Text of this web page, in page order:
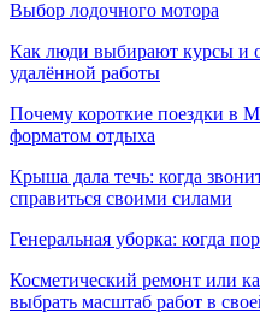
Выбор лодочного мотора
Как люди выбирают курсы и
удалённой работы
Почему короткие поездки в
форматом отдыха
Крыша дала течь: когда
справиться своими силами
Генеральная уборка: когда
Косметический ремонт или
выбрать масштаб работ в